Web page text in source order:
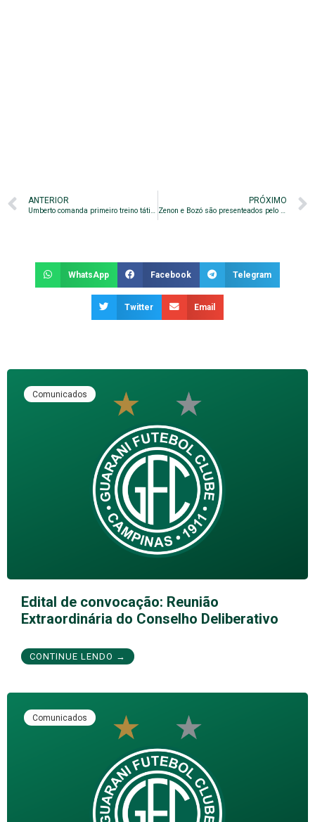
ANTERIOR
Umberto comanda primeiro treino tático da semana
PRÓXIMO
Zenon e Bozó são presenteados pelo Guarani
WhatsApp Facebook Telegram
Twitter Email
Comunicados
Edital de convocação: Reunião
Extraordinária do Conselho Deliberativo
CONTINUE LENDO →
Comunicados